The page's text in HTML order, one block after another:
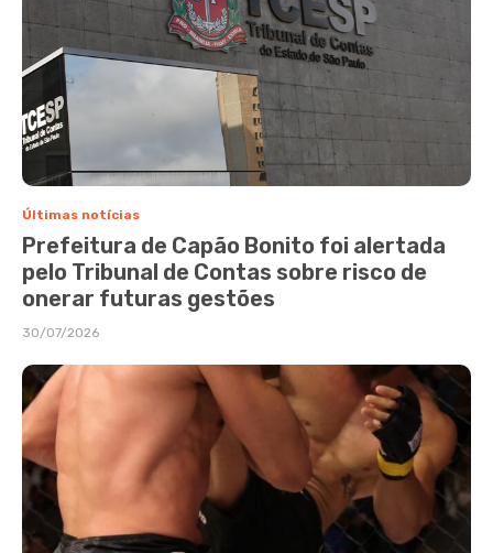
Últimas notícias
Prefeitura de Capão Bonito foi alertada
pelo Tribunal de Contas sobre risco de
onerar futuras gestões
30/07/2026